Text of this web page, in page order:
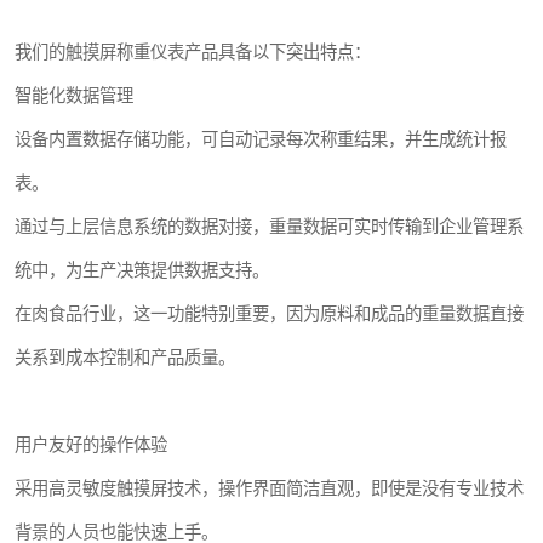
我们的触摸屏称重仪表产品具备以下突出特点：
智能化数据管理
设备内置数据存储功能，可自动记录每次称重结果，并生成统计报
表。
通过与上层信息系统的数据对接，重量数据可实时传输到企业管理系
统中，为生产决策提供数据支持。
在肉食品行业，这一功能特别重要，因为原料和成品的重量数据直接
关系到成本控制和产品质量。
用户友好的操作体验
采用高灵敏度触摸屏技术，操作界面简洁直观，即使是没有专业技术
背景的人员也能快速上手。